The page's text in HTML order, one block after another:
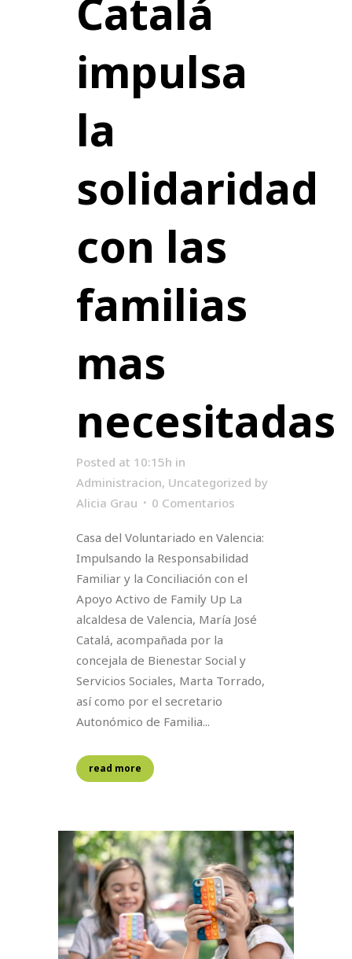
Catalá
impulsa
la
solidaridad
con las
familias
mas
necesitadas
Posted at 10:15h in
Administracion, Uncategorized by
Alicia Grau
0 Comentarios
Casa del Voluntariado en Valencia:
Impulsando la Responsabilidad
Familiar y la Conciliación con el
Apoyo Activo de Family Up La
alcaldesa de Valencia, María José
Catalá, acompañada por la
concejala de Bienestar Social y
Servicios Sociales, Marta Torrado,
así como por el secretario
Autonómico de Familia...
read more